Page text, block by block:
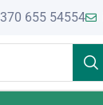
655 54554